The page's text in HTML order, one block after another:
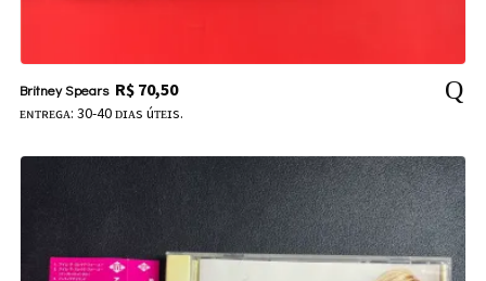
Britney Spears R$70,50
ᴇɴᴛʀᴇɢᴀ: 30-40 ᴅɪᴀs úᴛᴇɪs.